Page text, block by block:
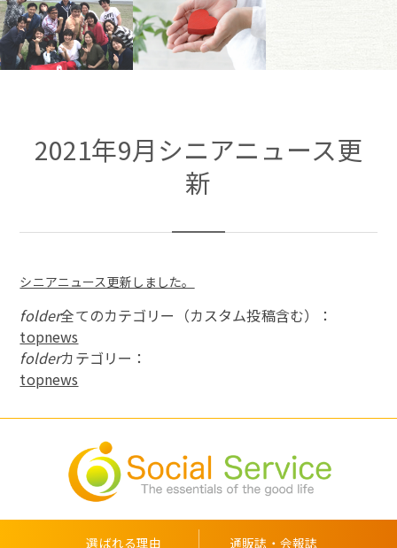
2021年9月シニアニュース更
新
シニアニュース更新しました。
folder全てのカテゴリー（カスタム投稿含む）：
topnews
folderカテゴリー：
topnews
選ばれる理由 通販誌・会報誌